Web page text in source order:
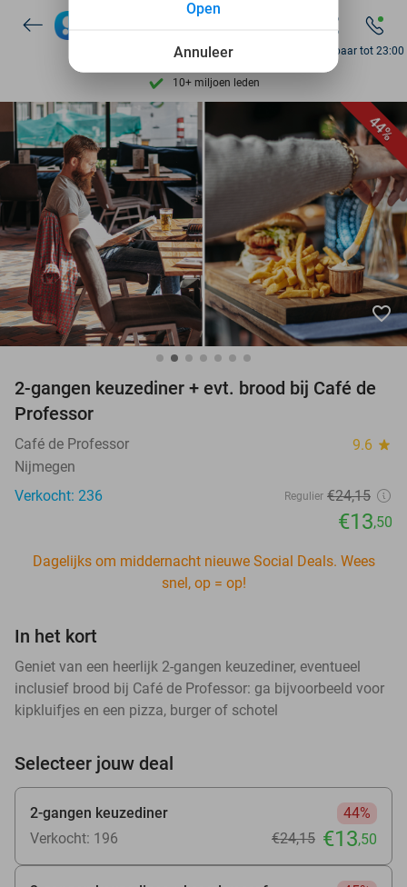
Ontdek 15.000+ deals
7 dagen per week beschikbaar
10+ miljoen leden
9,4 206.071 reviews
Ontdek 15.000+ deals
7 dagen per week beschikbaar
10+ miljoen leden
Bereikbaar tot 23:00
44%
favorite_border
2-gangen keuzediner + evt. brood bij Café de
Professor
Café de Professor 9.6 star
Nijmegen
Verkocht: 236
Regulier €24,15
€13,50
Dagelijks om middernacht nieuwe Social Deals. Wees
snel, op = op!
In het kort
Geniet van een heerlijk 2-gangen keuzediner, eventueel
inclusief brood bij Café de Professor: ga bijvoorbeeld voor
kipkluifjes en een pizza, burger of schotel
Selecteer jouw deal
2-gangen keuzediner
44%
Verkocht: 196
€24,15 €13,50
Annuleer
Open